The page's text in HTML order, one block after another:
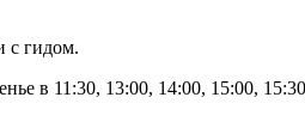
с гидом.
в 11:30, 13:00, 14:00, 15:00,